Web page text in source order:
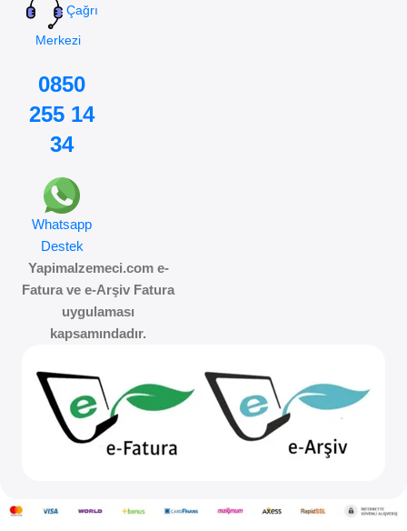
Çağrı
Merkezi
0850
255 14
34
Whatsapp
Destek
Yapimalzemeci.com e-
Fatura ve e-Arşiv Fatura
uygulaması
kapsamındadır.